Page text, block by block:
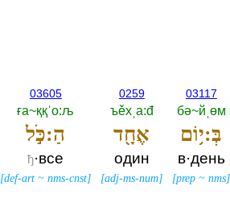
03117
бә~йˌөм
בְּ:י֥וֹם
в·день
[prep ~nms]
0259
ъěхˌа:đ
אֶחָ֖ד
один
[adj-ms-num]
03605
ға~ққˈо:љ
הַ:כֹּ֣ל
ђ·все
[def-art ~nms-cnst]